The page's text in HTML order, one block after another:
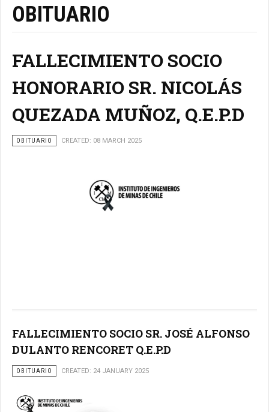
OBITUARIO
FALLECIMIENTO SOCIO
HONORARIO SR. NICOLÁS
QUEZADA MUÑOZ, Q.E.P.D
OBITUARIO CREATED: 08 MARCH 2025
FALLECIMIENTO SOCIO SR. JOSÉ ALFONSO
DULANTO RENCORET Q.E.P.D
OBITUARIO CREATED: 24 JANUARY 2025